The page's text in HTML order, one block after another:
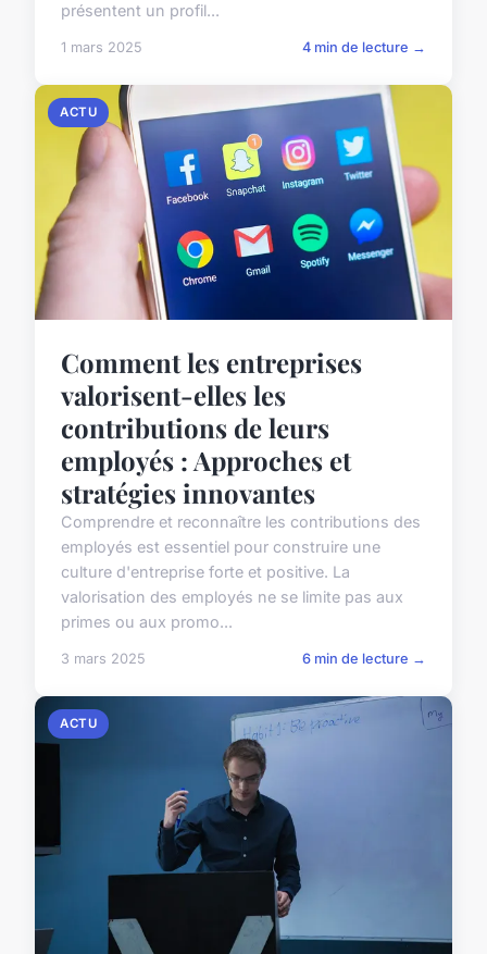
présentent un profil...
1 mars 2025 4 min de lecture →
ACTU
Comment les entreprises
valorisent-elles les
contributions de leurs
employés : Approches et
stratégies innovantes
Comprendre et reconnaître les contributions des
employés est essentiel pour construire une
culture d'entreprise forte et positive. La
valorisation des employés ne se limite pas aux
primes ou aux promo...
3 mars 2025 6 min de lecture →
ACTU